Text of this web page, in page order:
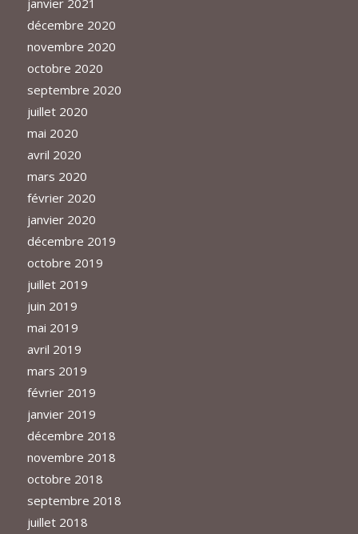
décembre 2020
novembre 2020
octobre 2020
septembre 2020
juillet 2020
mai 2020
avril 2020
mars 2020
février 2020
janvier 2020
décembre 2019
octobre 2019
juillet 2019
juin 2019
mai 2019
avril 2019
mars 2019
février 2019
janvier 2019
décembre 2018
novembre 2018
octobre 2018
septembre 2018
juillet 2018